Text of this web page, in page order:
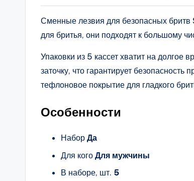
Сменные лезвия для безопасных
для бритья, они подходят к большому
Упаковки из 5 кассет хватит на
заточку, что гарантирует безопасность
тефлоновое покрытие для гладкого
Особенности
Набор Да
Для кого Для мужчины
В наборе, шт. 5